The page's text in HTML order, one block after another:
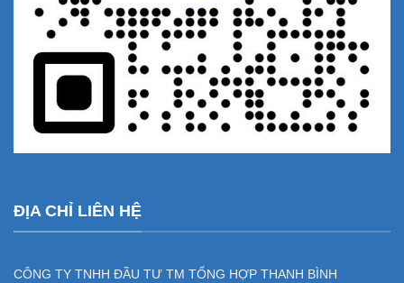
ĐỊA CHỈ LIÊN HỆ
CÔNG TY TNHH ĐẦU TƯ TM TỔNG HỢP THANH BÌNH